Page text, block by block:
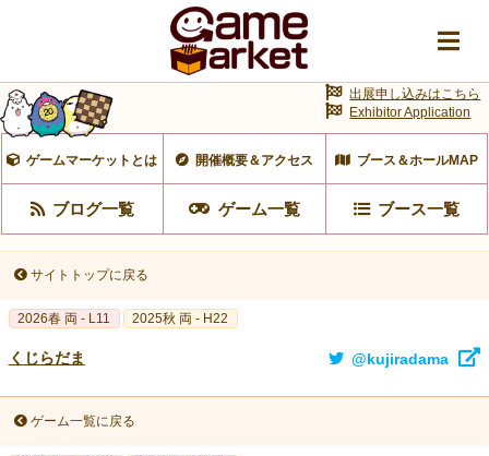
ゲームマーケットとは 開催概要＆アクセス ブース＆ホールMAP
ブログ一覧 ゲーム一覧 ブース一覧
出展申し込みはこちら
Exhibitor Application
サイトトップに戻る
2026春 両 - L11 2025秋 両 - H22
くじらだま @kujiradama
ゲーム一覧に戻る